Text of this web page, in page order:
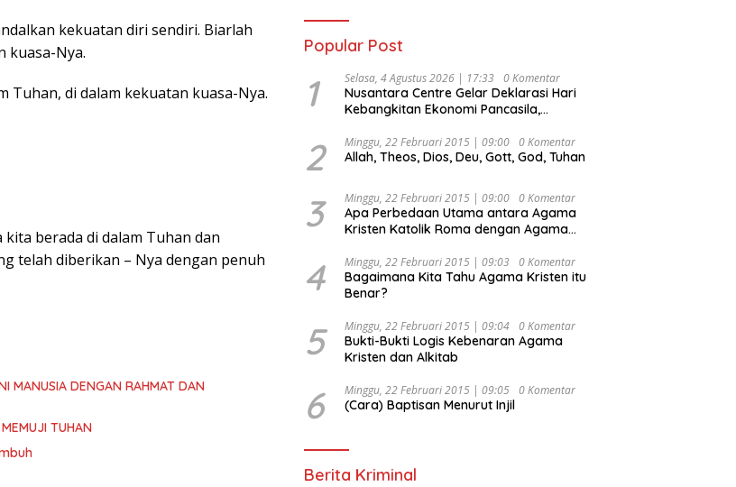
kekuatan diri sendiri. Biarlah
kuasa-Nya.
Tuhan, di dalam kekuatan kuasa-Nya.
berada di dalam Tuhan dan
telah diberikan – Nya dengan penuh
MANUSIA DENGAN RAHMAT DAN
TUHAN
Popular Post
1 Selasa, 4 Agustus 2026 | 17:33 0 Komentar
Nusantara Centre Gelar Deklarasi Hari
Kebangkitan Ekonomi Pancasila,
Djojohadikusumo Anti Penjajahan
(Pergolakan Ekonomi Politik Indonesia) &
Undang Perekonomian Nasional dan
Kesejahteraan Sosial dalam Menata
Bangsa Menuju Indonesia Emas 2045”,
2 Minggu, 22 Februari 2015 | 09:00 0 Komentar
Allah, Theos, Dios, Deu, Gott, God, Tuhan
3 Minggu, 22 Februari 2015 | 09:00 0 Komentar
Apa Perbedaan Utama antara Agama
Kristen Katolik Roma dengan Agama
4 Minggu, 22 Februari 2015 | 09:03 0 Komentar
Bagaimana Kita Tahu Agama Kristen itu
Benar?
5 Minggu, 22 Februari 2015 | 09:04 0 Komentar
Bukti-Bukti Logis Kebenaran Agama
Kristen dan Alkitab
6 Minggu, 22 Februari 2015 | 09:05 0 Komentar
(Cara) Baptisan Menurut Injil
Berita Kriminal